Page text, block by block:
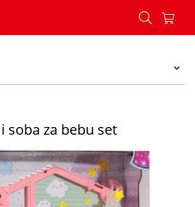
Lutka i soba za bebu set - Konzum
soba za bebu set